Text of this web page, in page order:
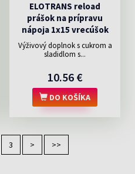
ELOTRANS reload
prášok na prípravu
nápoja 1x15 vrecúšok
Výživový doplnok s cukrom a
sladidlom s...
10.56 €
DO KOŠÍKA
3 > >>